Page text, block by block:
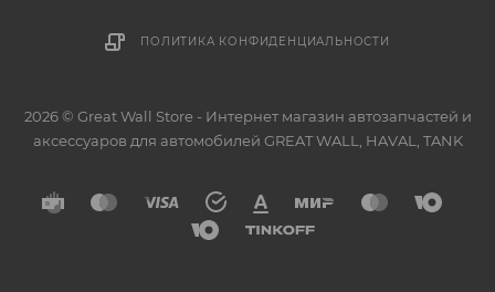
ПОЛИТИКА КОНФИДЕНЦИАЛЬНОСТИ
2026 © Great Wall Store - Интернет магазин автозапчастей и
аксессуаров для автомобилей GREAT WALL, HAVAL, TANK